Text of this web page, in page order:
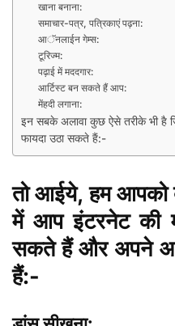
खाना बनाना:
समाचार-पत्र, पत्रिकाएं पढ़ना:
आॅनलाईन गेम्स:
टूरिज्म:
पढ़ाई में मददगार:
आर्टिस्ट बन सकते हैं आप:
मेंहदी लगाना:
इन सबके अलावा कुछ ऐसे तरीके भी है
फायदा उठा सकते हैं:-
तो आईये, हम आपको
में आप इंटरनेट की
सकते हैं और अपने
हैं:-